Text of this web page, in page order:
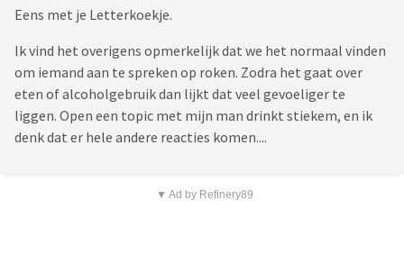
Eens met je Letterkoekje.
Ik vind het overigens opmerkelijk dat we het normaal vinden
om iemand aan te spreken op roken. Zodra het gaat over
eten of alcoholgebruik dan lijkt dat veel gevoeliger te
liggen. Open een topic met mijn man drinkt stiekem, en ik
denk dat er hele andere reacties komen....
▼ Ad by Refinery89